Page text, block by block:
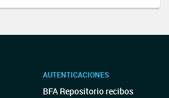
AUTENTICACIONES
BFA Repositorio recibos